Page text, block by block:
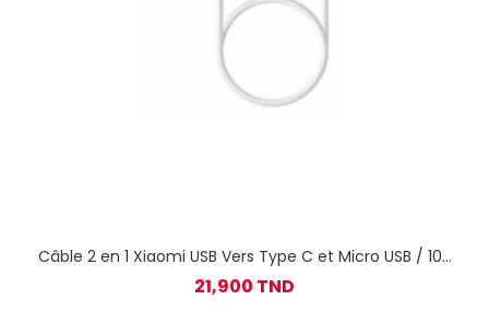
Câble 2 en 1 Xiaomi USB Vers Type C et Micro USB / 100
Cm / Blanc
21,900 TND